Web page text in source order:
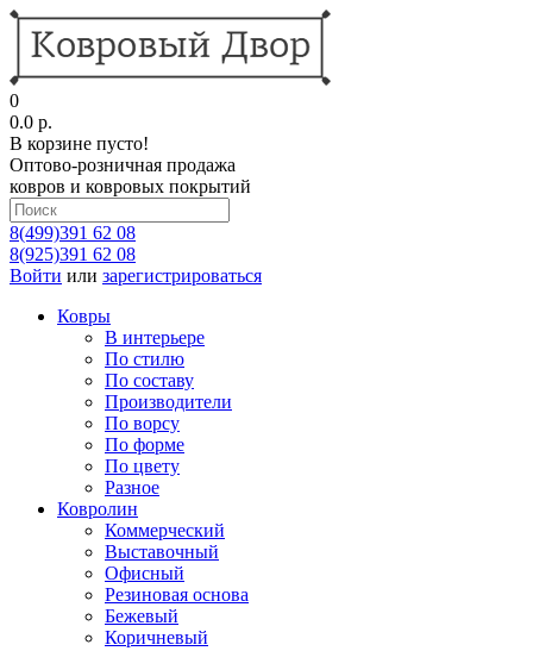
0
0.0 р.
В корзине пусто!
Оптово-розничная продажа
ковров и ковровых покрытий
8(499)391 62 08
8(925)391 62 08
Войти или зарегистрироваться
Ковры
В интерьере
По стилю
По составу
Производители
По ворсу
По форме
По цвету
Разное
Ковролин
Коммерческий
Выставочный
Офисный
Резиновая основа
Бежевый
Коричневый